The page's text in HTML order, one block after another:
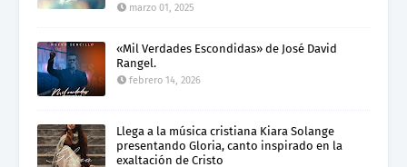
marzo 01, 2025
«Mil Verdades Escondidas» de José David
Rangel.
febrero 14, 2026
Llega a la música cristiana Kiara Solange
presentando Gloria, canto inspirado en la
exaltación de Cristo